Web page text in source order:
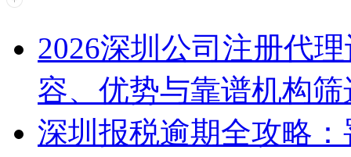
2026深圳公司注册代
容、优势与靠谱机构筛
深圳报税逾期全攻略